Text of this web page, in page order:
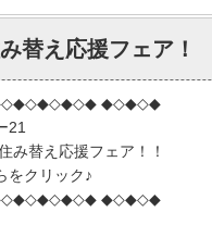
替え応援フェア！
◆◇◆◇◆
21
み替え応援フェア！！
をクリック♪
◆◇◆◇◆